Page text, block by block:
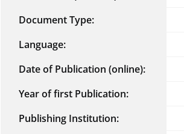
Document Type:
Language:
Date of Publication (online):
Year of first Publication:
Publishing Institution: